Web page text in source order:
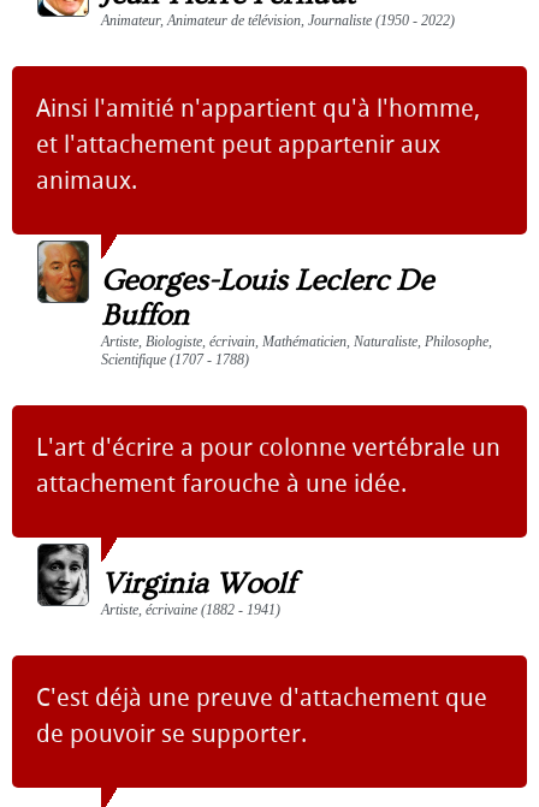
Animateur, Animateur de télévision, Journaliste (1950 - 2022)
Ainsi l'amitié n'appartient qu'à l'homme,
et l'attachement peut appartenir aux
animaux.
Georges-Louis Leclerc De
Buffon
Artiste, Biologiste, écrivain, Mathématicien, Naturaliste, Philosophe,
Scientifique (1707 - 1788)
L'art d'écrire a pour colonne vertébrale un
attachement farouche à une idée.
Virginia Woolf
Artiste, écrivaine (1882 - 1941)
C'est déjà une preuve d'attachement que
de pouvoir se supporter.